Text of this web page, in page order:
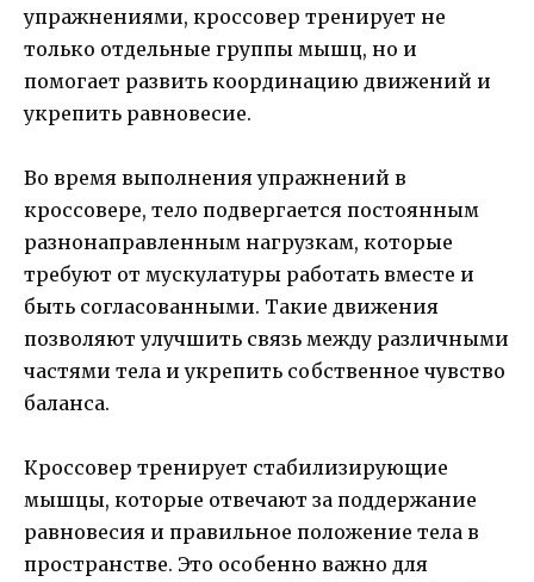
упражнениями, кроссовер тренирует не
только отдельные группы мышц, но и
помогает развить координацию движений и
укрепить равновесие.
Во время выполнения упражнений в
кроссовере, тело подвергается постоянным
разнонаправленным нагрузкам, которые
требуют от мускулатуры работать вместе и
быть согласованными. Такие движения
позволяют улучшить связь между различными
частями тела и укрепить собственное чувство
баланса.
Кроссовер тренирует стабилизирующие
мышцы, которые отвечают за поддержание
равновесия и правильное положение тела в
пространстве. Это особенно важно для